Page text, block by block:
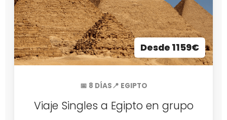
Desde 1159€
📅 8 DÍAS📍 EGIPTO
Viaje Singles a Egipto en grupo